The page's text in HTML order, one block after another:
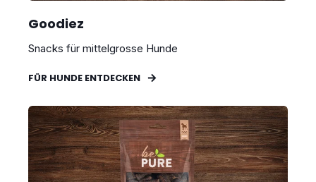
Goodiez
Snacks für mittelgrosse Hunde
FÜR HUNDE ENTDECKEN